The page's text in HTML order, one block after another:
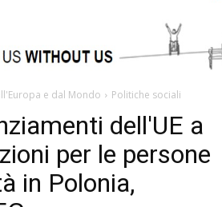
e dal Mondo Politiche sociali
dell'UE a
per le persone
in Polonia,